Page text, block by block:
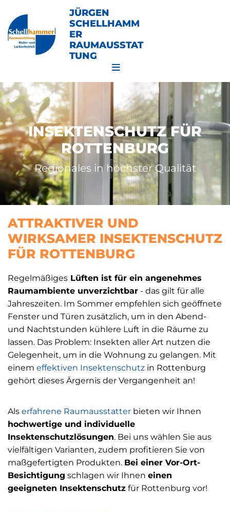
JÜRGEN
SCHELLHAMM
ER
RAUMAUSSTAT
TUNG
INSEKTENSCHUTZ FÜR
ROTTENBURG
Regionales in höchster Qualität
ATTRAKTIVER UND
WIRKSAMER INSEKTENSCHUTZ
FÜR ROTTENBURG
Regelmäßiges Lüften ist für ein angenehmes
Raumambiente unverzichtbar - das gilt für alle
Jahreszeiten. Im Sommer empfehlen sich geöffnete
Fenster und Türen zusätzlich, um in den Abend-
und Nachtstunden kühlere Luft in die Räume zu
lassen. Das Problem: Insekten aller Art nutzen die
Gelegenheit, um in die Wohnung zu gelangen. Mit
einem effektiven Insektenschutz in Rottenburg
gehört dieses Ärgernis der Vergangenheit an!
Als erfahrene Raumausstatter bieten wir Ihnen
hochwertige und individuelle
Insektenschutzlösungen. Bei uns wählen Sie aus
vielfältigen Varianten, zudem profitieren Sie von
maßgefertigten Produkten. Bei einer Vor-Ort-
Besichtigung schlagen wir Ihnen einen
geeigneten Insektenschutz für Rottenburg vor!